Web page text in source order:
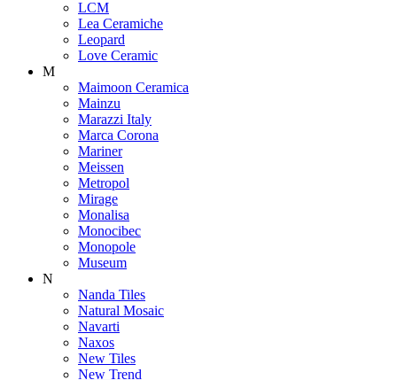
LCM
Lea Ceramiche
Leopard
Love Ceramic
M
Maimoon Ceramica
Mainzu
Marazzi Italy
Marca Corona
Mariner
Meissen
Metropol
Mirage
Monalisa
Monocibec
Monopole
Museum
N
Nanda Tiles
Natural Mosaic
Navarti
Naxos
New Tiles
New Trend